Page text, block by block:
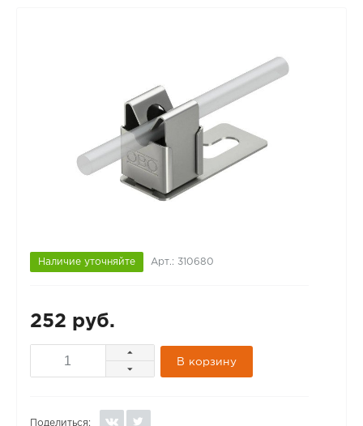
Наличие уточняйте Арт.: 310680
252 руб.
В корзину
Поделиться: